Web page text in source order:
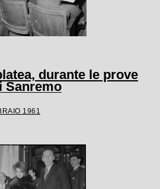
durante le prove
Sanremo
1961